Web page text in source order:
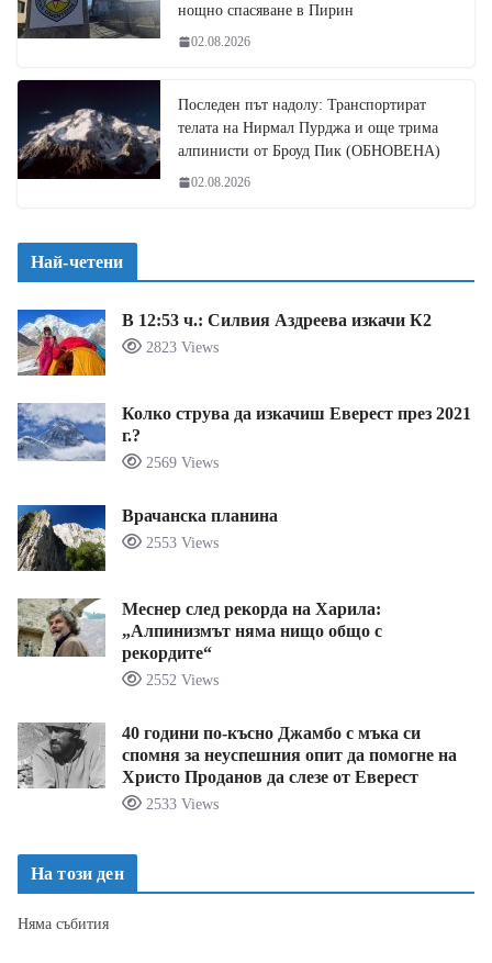
нощно спасяване в Пирин
02.08.2026
Последен път надолу: Транспортират
телата на Нирмал Пурджа и още трима
алпинисти от Броуд Пик (ОБНОВЕНА)
02.08.2026
Най-четени
В 12:53 ч.: Силвия Аздреева изкачи К2
2823 Views
Колко струва да изкачиш Еверест през 2021
г.?
2569 Views
Врачанска планина
2553 Views
Меснер след рекорда на Харила:
„Алпинизмът няма нищо общо с
рекордите“
2552 Views
40 години по-късно Джамбо с мъка си
спомня за неуспешния опит да помогне на
Христо Проданов да слезе от Еверест
2533 Views
На този ден
Няма събития